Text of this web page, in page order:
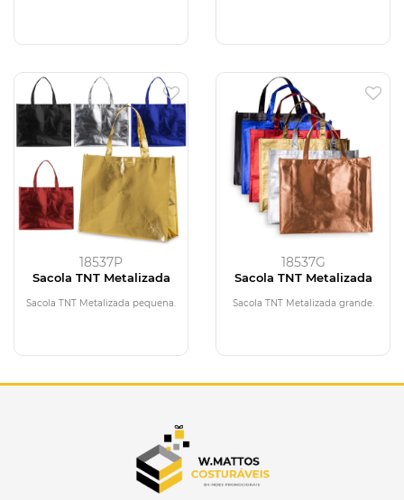
18537P
Sacola TNT Metalizada
Sacola TNT Metalizada pequena.
18537G
Sacola TNT Metalizada
Sacola TNT Metalizada grande.